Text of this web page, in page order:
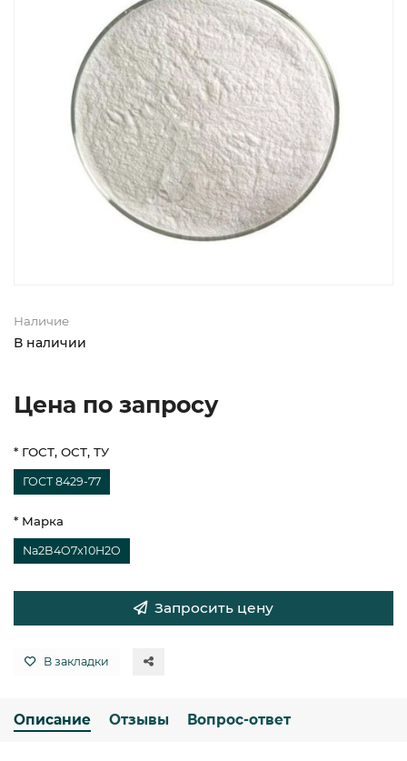
Наличие
В наличии
Цена по запросу
* ГОСТ, ОСТ, ТУ
ГОСТ 8429-77
* Марка
Na2B4O7x10H2O
Запросить цену
В закладки
Описание Отзывы Вопрос-ответ